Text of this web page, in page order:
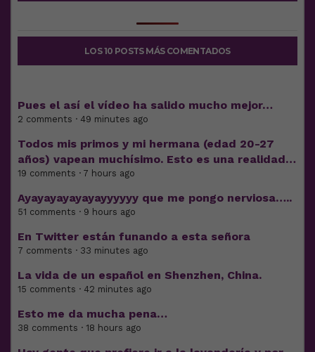
LOS 10 POSTS MÁS COMENTADOS
Pues el así el vídeo ha salido mucho mejor…
2 comments · 49 minutes ago
Todos mis primos y mi hermana (edad 20-27
años) vapean muchísimo. Esto es una realidad…
19 comments · 7 hours ago
Ayayayayayayayyyyyy que me pongo nerviosa…..
51 comments · 9 hours ago
En Twitter están funando a esta señora
7 comments · 33 minutes ago
La vida de un español en Shenzhen, China.
15 comments · 42 minutes ago
Esto me da mucha pena…
38 comments · 18 hours ago